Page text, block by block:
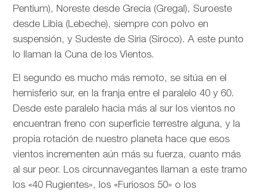
Pentium), Noreste desde Grecia (Gregal), Suroeste
desde Libia (Lebeche), siempre con polvo en
suspensión, y Sudeste de Siria (Siroco). A este punto
lo llaman la Cuna de los Vientos.
El segundo es mucho más remoto, se sitúa en el
hemisferio sur, en la franja entre el paralelo 40 y 60.
Desde este paralelo hacia más al sur los vientos no
encuentran freno con superficie terrestre alguna, y la
propia rotación de nuestro planeta hace que esos
vientos incrementen aún más su fuerza, cuanto más
al sur peor. Los circunnavegantes llaman a este tramo
los «40 Rugientes», los «Furiosos 50» o los